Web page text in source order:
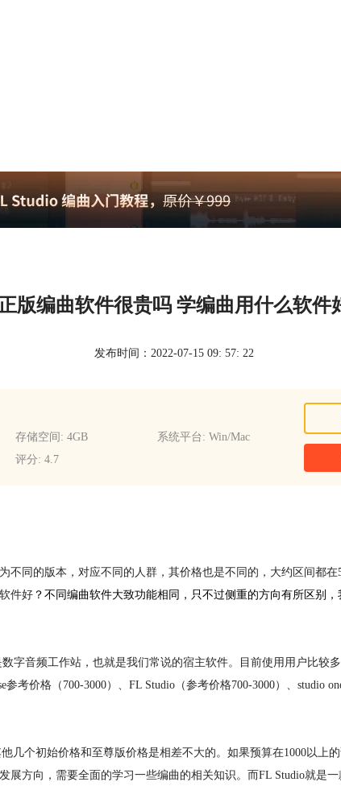
版编曲软件很贵吗 学编曲用什么软件
发布时间：2022-07-15 09: 57: 22
存储空间: 4GB
系统平台: Win/Mac
评分: 4.7
不同的版本，对应不同的人群，其价格也是不同的，大约区间都在
件好 ？ 不同编曲软件大致功能相同，只不过侧重的方向有所区别
字音频工作站，也就是我们常说的宿主软件。目前使用用户比较
考价格（700-3000）、FL Studio（参考价格700-3000）、studio
几个初始价格和至尊版价格是相差不大的。如果预算在1000以上
展方向，需要全面的学习一些编曲的相关知识。而FL Studio就是